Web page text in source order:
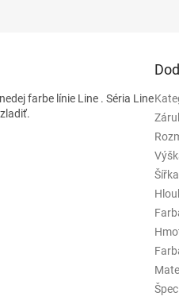
farbe línie Line . Séria Line
Šířka